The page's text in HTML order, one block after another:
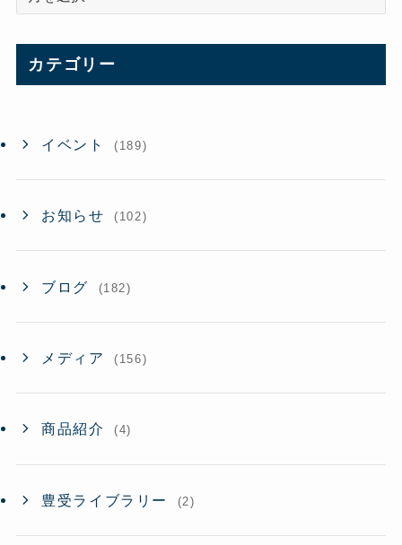
ブ
カテゴリー
イベント (189)
お知らせ (102)
ブログ (182)
メディア (156)
商品紹介 (4)
豊受ライブラリー (2)